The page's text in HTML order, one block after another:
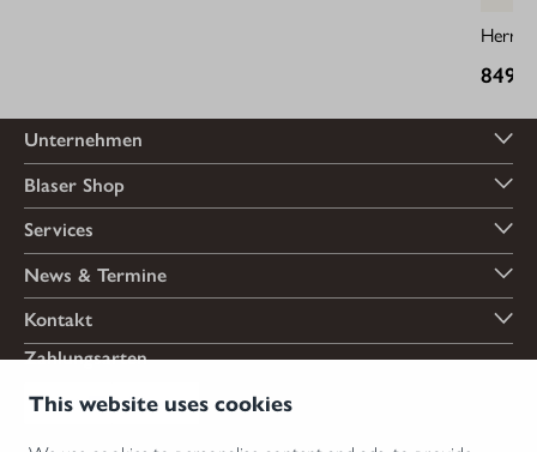
This website uses cookies
Herren
Unternehmen
Blaser Shop
Services
News & Termine
Kontakt
Zahlungsarten